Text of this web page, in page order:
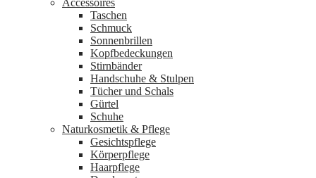
Accessoires
Taschen
Schmuck
Sonnenbrillen
Kopfbedeckungen
Stirnbänder
Handschuhe & Stulpen
Tücher und Schals
Gürtel
Schuhe
Naturkosmetik & Pflege
Gesichtspflege
Körperpflege
Haarpflege